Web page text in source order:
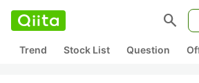
search
Trend Stock List Question